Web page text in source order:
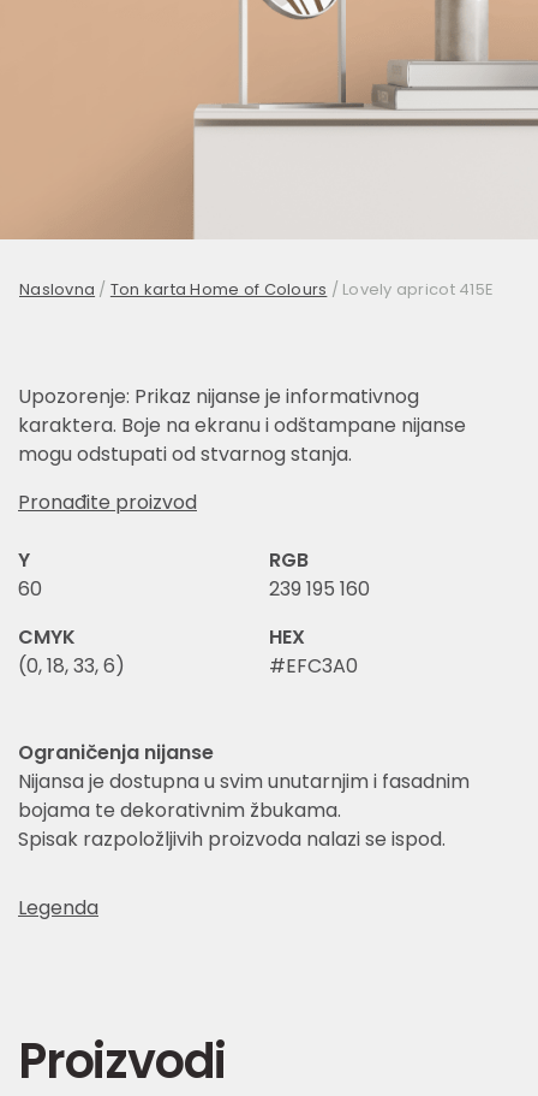
Naslovna / Ton karta Home of Colours / Lovely apricot 415E
Upozorenje: Prikaz nijanse je informativnog
karaktera. Boje na ekranu i odštampane nijanse
mogu odstupati od stvarnog stanja.
Pronađite proizvod
Y
60
RGB
239 195 160
CMYK
(0, 18, 33, 6)
HEX
#EFC3A0
Ograničenja nijanse
Nijansa je dostupna u svim unutarnjim i fasadnim
bojama te dekorativnim žbukama.
Spisak razpoložljivih proizvoda nalazi se ispod.
Legenda
Proizvodi